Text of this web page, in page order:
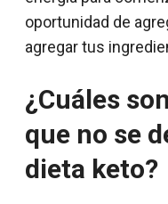
oportunidad de
agregar tus
¿Cuáles
que no se
dieta keto?